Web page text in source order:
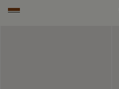
Cacao Intenso